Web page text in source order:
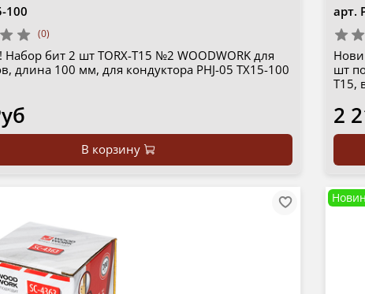
100
(0)
бит 2 шт TORX-T15 №2 WOODWORK для
длина 100 мм, для кондуктора PHJ-05 TX15-100
В корзину
арт.
шт
Т15,
2